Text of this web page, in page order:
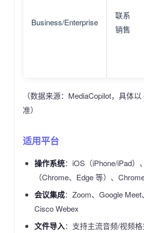
Business/Enterprise
联系
销售
（数据来源：MediaCopilot，具体以
准）
适用平台
操作系统：iOS（iPhone/iPad）
（Chrome、Edge 等）、
会议集成：Zoom、Google Meet
Cisco Webex
文件导入：支持主流音频/视频